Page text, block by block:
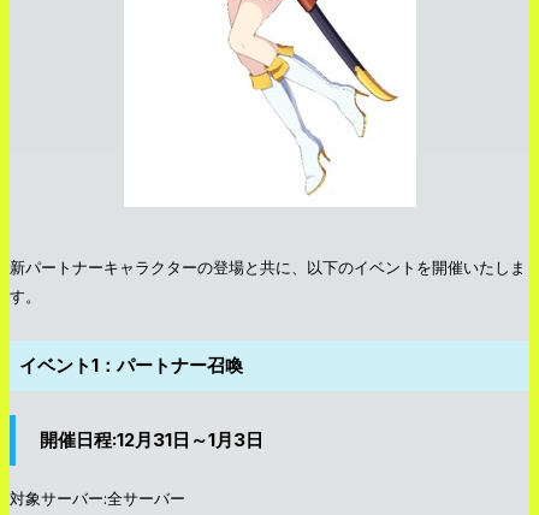
新パートナーキャラクターの登場と共に、以下のイベントを開催いたしま
す。
イベント1：パートナー召喚
開催日程:12月31日～1月3日
対象サーバー:全サーバー